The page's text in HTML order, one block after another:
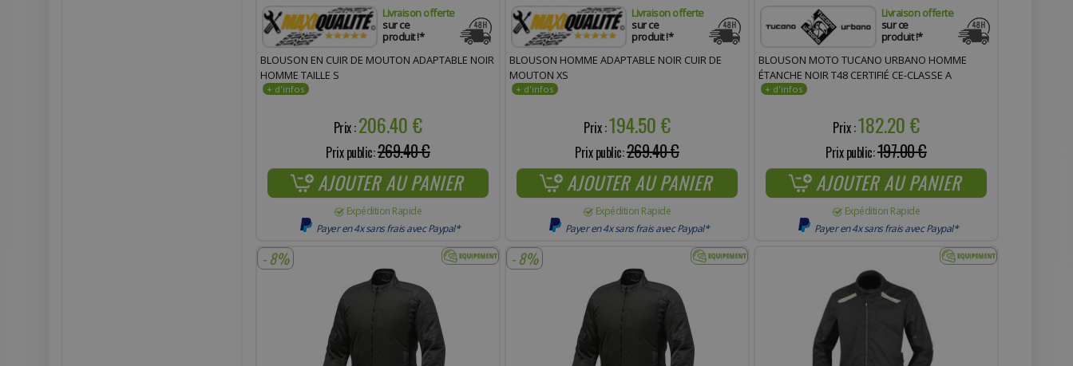
Livraison offerte
sur ce
produit !*
BLOUSON EN CUIR DE MOUTON ADAPTABLE NOIR
HOMME TAILLE S
Prix :206.40 €
Prix public:269.40 €
AJOUTER AU PANIER
Expédition Rapide
Payer en 4x sans frais avec Paypal*
Livraison offerte
sur ce
produit !*
BLOUSON HOMME ADAPTABLE NOIR CUIR DE
MOUTON XS
Prix :194.50 €
Prix public:269.40 €
AJOUTER AU PANIER
Expédition Rapide
Payer en 4x sans frais avec Paypal*
Livraison offerte
sur ce
produit !*
BLOUSON MOTO TUCANO URBANO HOMME
ÉTANCHE NOIR T48 CERTIFIÉ CE-CLASSE A
Prix :182.20 €
Prix public:197.00 €
AJOUTER AU PANIER
Expédition Rapide
Payer en 4x sans frais avec Paypal*
- 8% - 8%